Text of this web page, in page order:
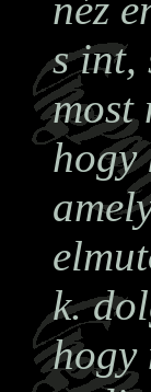
s int,
most
hogy
k.
hogy